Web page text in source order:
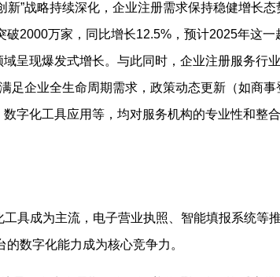
新”战略持续深化，企业注册需求保持稳健增长态
2000万家，同比增长12.5%，预计2025年这一
呈现爆发式增长。与此同时，企业注册服务行
足企业全生命周期需求，政策动态更新（如商事
字化工具应用等，均对服务机构的专业性和整
具成为主流，电子营业执照、智能填报系统等
的数字化能力成为核心竞争力。